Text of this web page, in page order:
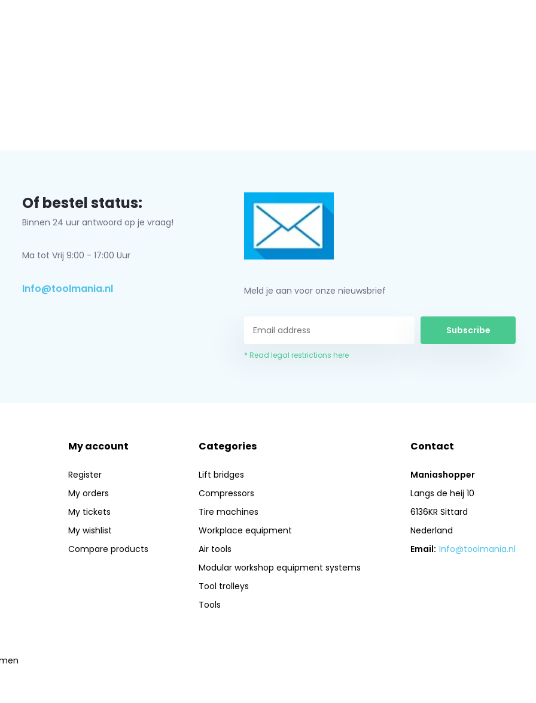
Of bestel status:
Binnen 24 uur antwoord op je vraag!
Ma tot Vrij 9:00 - 17:00 Uur
Info@toolmania.nl Meld je aan voor onze nieuwsbrief
Subscribe
* Read legal restrictions here
My account
Register
My orders
My tickets
My wishlist
Compare products
Categories
Lift bridges
Compressors
Tire machines
Workplace equipment
Air tools
Modular workshop equipment systems
Tool trolleys
Tools
Contact
Maniashopper
Langs de heij 10
6136KR Sittard
Nederland
Email: Info@toolmania.nl